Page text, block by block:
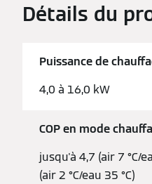
Détails du
Puissance de
4,0 à 16,0 kW
COP en mode
jusqu'à 4,7 (air 7 °C/
(air 2 °C/eau 35 °C)